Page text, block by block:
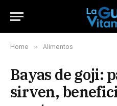
Home » Alimentos
Bayas de goji:
sirven,